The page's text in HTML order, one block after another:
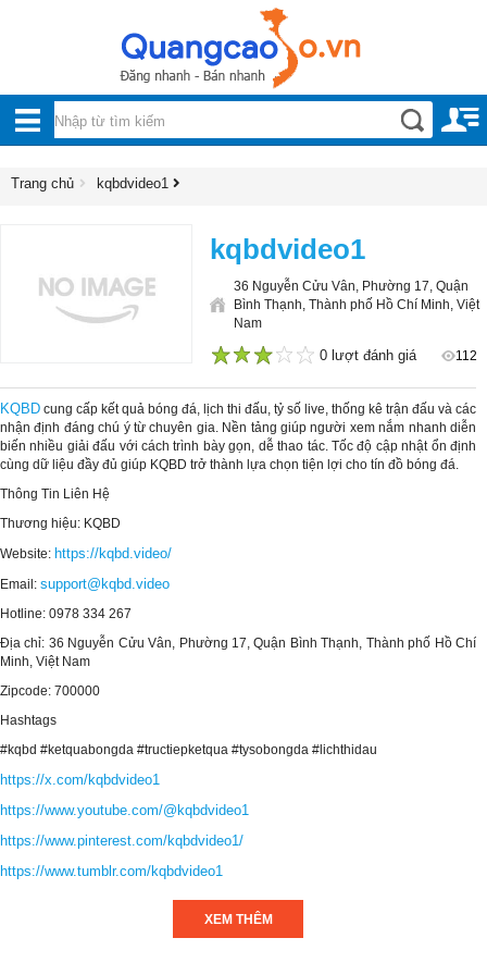
BỘ
Nội, ngoại thất
Điện thoại, Viễn thông
Nhà và Đất
Công nghiệp, xây dựng
Trang chủ kqbdvideo1
kqbdvideo1
36 Nguyễn Cửu Vân, Phường 17, Quận
Bình Thạnh, Thành phố Hồ Chí Minh, Việt
Nam
0 lượt đánh giá 112
KQBD cung cấp kết quả bóng đá, lịch thi đấu, tỷ số live, thống kê trận đấu và các
nhận định đáng chú ý từ chuyên gia. Nền tảng giúp người xem nắm nhanh diễn
biến nhiều giải đấu với cách trình bày gọn, dễ thao tác. Tốc độ cập nhật ổn định
cùng dữ liệu đầy đủ giúp KQBD trở thành lựa chọn tiện lợi cho tín đồ bóng đá.
Thông Tin Liên Hệ
Thương hiệu: KQBD
Website: https://kqbd.video/
Email: support@kqbd.video
Hotline: 0978 334 267
Địa chỉ: 36 Nguyễn Cửu Vân, Phường 17, Quận Bình Thạnh, Thành phố Hồ Chí
Minh, Việt Nam
Zipcode: 700000
Hashtags
#kqbd #ketquabongda #tructiepketqua #tysobongda #lichthidau
https://x.com/kqbdvideo1
https://www.youtube.com/@kqbdvideo1
https://www.pinterest.com/kqbdvideo1/
https://www.tumblr.com/kqbdvideo1
https://www.twitch.tv/kqbdvideo1/about
XEM THÊM